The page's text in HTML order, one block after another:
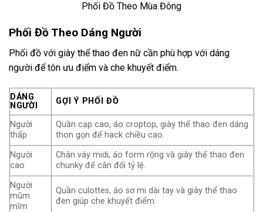
Phối Đồ Theo Mùa Đông
Phối Đồ Theo Dáng Người
Phối đồ với giày thể thao đen nữ cần phù hợp với dáng
người để tôn ưu điểm và che khuyết điểm.
DÁNG
NGƯỜI
GỢI Ý PHỐI ĐỒ
Người
thấp
Quần cạp cao, áo croptop, giày thể thao đen dáng
thon gọn để hack chiều cao.
Người
cao
Chân váy midi, áo form rộng và giày thể thao đen
chunky để cân đối tỷ lệ.
Người
mũm
mĩm
Quần culottes, áo sơ mi dài tay và giày thể thao
đen giúp che khuyết điểm.